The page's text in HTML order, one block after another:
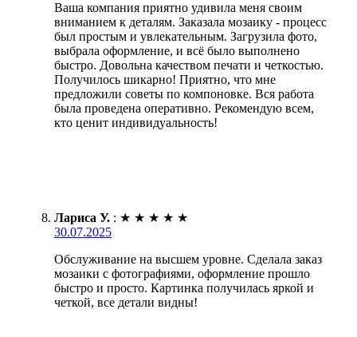
Ваша компания приятно удивила меня своим
вниманием к деталям. Заказала мозаику - процесс
был простым и увлекательным. Загрузила фото,
выбрала оформление, и всё было выполнено
быстро. Довольна качеством печати и четкостью.
Получилось шикарно! Приятно, что мне
предложили советы по компоновке. Вся работа
была проведена оперативно. Рекомендую всем,
кто ценит индивидуальность!
Лариса У. : ★ ★ ★ ★ ★
30.07.2025
Обслуживание на высшем уровне. Сделала заказ
мозаики с фотографиями, оформление прошло
быстро и просто. Картинка получилась яркой и
четкой, все детали видны!